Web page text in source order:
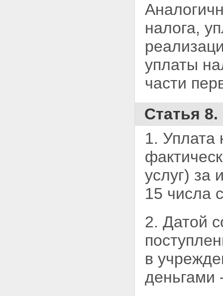
налога,
уплаты
части
Статья
1. Уплата
услуг) за
15 числа
2. Датой
в
деньгами